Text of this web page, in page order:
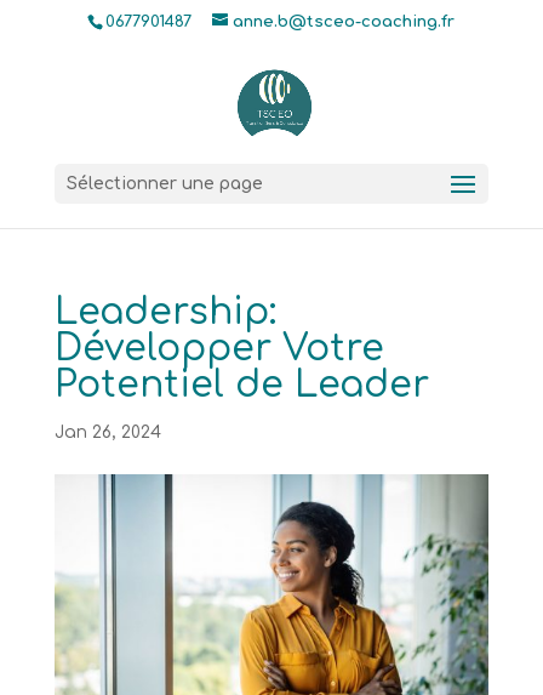
0677901487 anne.b@tsceo-coaching.fr
Sélectionner une page
Leadership:
Développer Votre
Potentiel de Leader
Jan 26, 2024